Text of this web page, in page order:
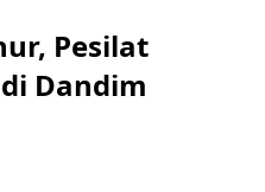
Pesilat
Dandim